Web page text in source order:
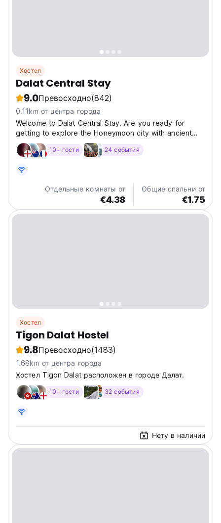
Хостел
Dalat Central Stay
9.0Превосходно(842)
0.11km от центра города
Welcome to Dalat Central Stay. Are you ready for
getting to explore the Honeymoon city with ancient
French villas, the fresh air, the inner peace and the
beautiful mother of nature? Dalat Central Stay is the
10+ гости 24 события
Отдельные комнаты от
€4.38
Общие спальни от
€1.75
Хостел
Tigon Dalat Hostel
9.8Превосходно(1483)
1.68km от центра города
Хостел Tigon Dalat расположен в городе Далат.
10+ гости 32 события
Нету в наличии